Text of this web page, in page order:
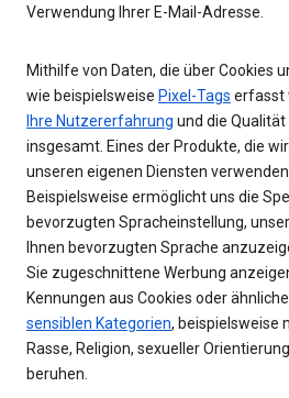
Verwendung Ihrer E-Mail-Adresse.
Mithilfe von Daten, die über Cookies
wie beispielsweise Pixel-Tags erfasst
Ihre Nutzererfahrung und die
insgesamt. Eines der Produkte, die
unseren eigenen Diensten
Beispielsweise ermöglicht uns die
bevorzugten Spracheinstellung,
Ihnen bevorzugten Sprache
Sie zugeschnittene Werbung
Kennungen aus Cookies oder
sensiblen Kategorien, beispielsweise
Rasse, Religion, sexueller
beruhen.